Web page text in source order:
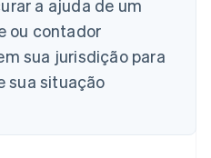
a ajuda de um
ou contador
sua jurisdição para
sua situação
English